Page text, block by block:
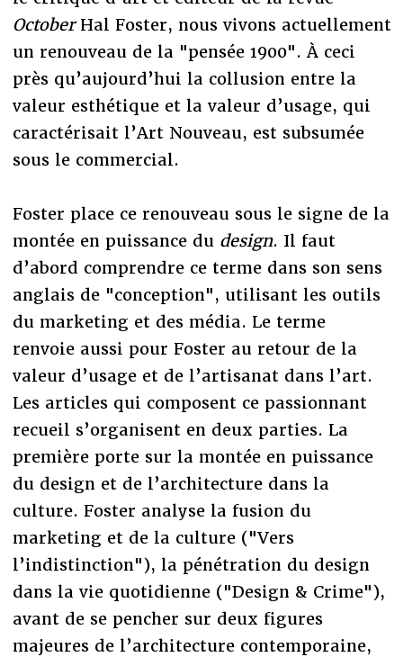
OctoberHal Foster, nous vivons actuellement
un renouveau de la "pensée 1900". À ceci
près qu’aujourd’hui la collusion entre la
valeur esthétique et la valeur d’usage, qui
caractérisait l’Art Nouveau, est subsumée
sous le commercial.
Foster place ce renouveau sous le signe de la
montée en puissance du design. Il faut
d’abord comprendre ce terme dans son sens
anglais de "conception", utilisant les outils
du marketing et des média. Le terme
renvoie aussi pour Foster au retour de la
valeur d’usage et de l’artisanat dans l’art.
Les articles qui composent ce passionnant
recueil s’organisent en deux parties. La
première porte sur la montée en puissance
du design et de l’architecture dans la
culture. Foster analyse la fusion du
marketing et de la culture ("Vers
l’indistinction"), la pénétration du design
dans la vie quotidienne ("Design & Crime"),
avant de se pencher sur deux figures
majeures de l’architecture contemporaine,